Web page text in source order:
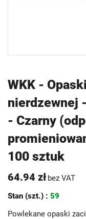
WKK -
nierdzewnej
- Czarny
100 sztuk
64.94 zł bez VAT
Stan (szt.) : 59
Powlekane opaski
na
początek
galerii